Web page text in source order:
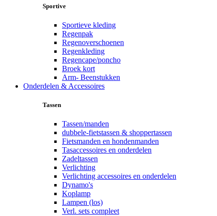
Sportive
Sportieve kleding
Regenpak
Regenoverschoenen
Regenkleding
Regencape/poncho
Broek kort
Arm- Beenstukken
Onderdelen & Accessoires
Tassen
Tassen/manden
dubbele-fietstassen & shoppertassen
Fietsmanden en hondenmanden
Tasaccessoires en onderdelen
Zadeltassen
Verlichting
Verlichting accessoires en onderdelen
Dynamo's
Koplamp
Lampen (los)
Verl. sets compleet